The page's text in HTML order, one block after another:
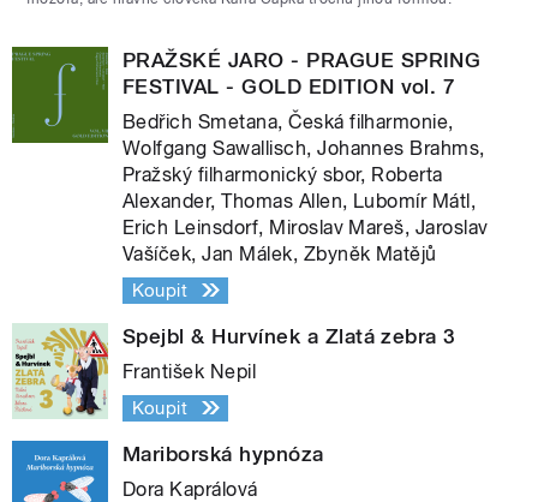
PRAŽSKÉ JARO - PRAGUE SPRING
FESTIVAL - GOLD EDITION vol. 7
Bedřich Smetana, Česká filharmonie,
Wolfgang Sawallisch, Johannes Brahms,
Pražský filharmonický sbor, Roberta
Alexander, Thomas Allen, Lubomír Mátl,
Erich Leinsdorf, Miroslav Mareš, Jaroslav
Vašíček, Jan Málek, Zbyněk Matějů
Koupit
Spejbl & Hurvínek a Zlatá zebra 3
František Nepil
Koupit
Mariborská hypnóza
Dora Kaprálová